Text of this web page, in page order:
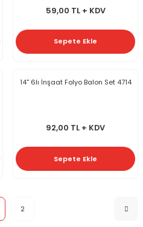
59,00 TL + KDV
Sepete Ekle
14'' 6lı İnşaat Folyo Balon Set 4714
92,00 TL + KDV
Sepete Ekle
2